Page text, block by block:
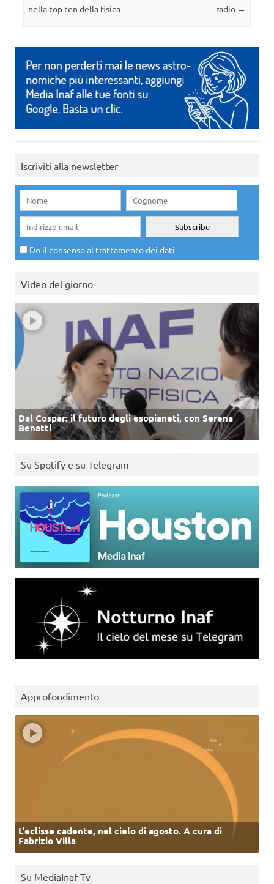
nella top ten della fisica radio →
Iscriviti alla newsletter
Do il consenso al trattamento dei dati
Video del giorno
Dal Cospar: il futuro degli esopianeti, con Serena
Benatti
Su Spotify e su Telegram
Approfondimento
L’eclisse cadente, nel cielo di agosto. A cura di
Fabrizio Villa
Su MediaInaf Tv